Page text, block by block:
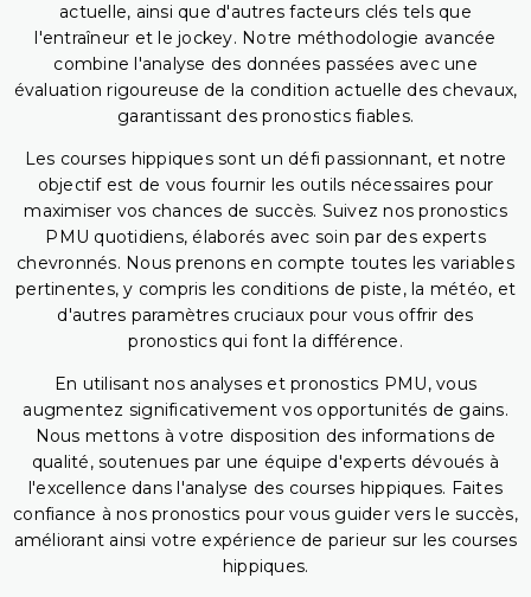
actuelle, ainsi que d'autres facteurs clés tels que
l'entraîneur et le jockey. Notre méthodologie avancée
combine l'analyse des données passées avec une
évaluation rigoureuse de la condition actuelle des chevaux,
garantissant des pronostics fiables.
Les courses hippiques sont un défi passionnant, et notre
objectif est de vous fournir les outils nécessaires pour
maximiser vos chances de succès. Suivez nos pronostics
PMU quotidiens, élaborés avec soin par des experts
chevronnés. Nous prenons en compte toutes les variables
pertinentes, y compris les conditions de piste, la météo, et
d'autres paramètres cruciaux pour vous offrir des
pronostics qui font la différence.
En utilisant nos analyses et pronostics PMU, vous
augmentez significativement vos opportunités de gains.
Nous mettons à votre disposition des informations de
qualité, soutenues par une équipe d'experts dévoués à
l'excellence dans l'analyse des courses hippiques. Faites
confiance à nos pronostics pour vous guider vers le succès,
améliorant ainsi votre expérience de parieur sur les courses
hippiques.